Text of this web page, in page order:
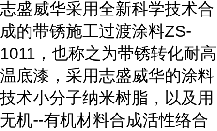
志盛威华采用全新科学技术合
成的带锈施工过渡涂料ZS-
1011，也称之为带锈转化耐高
温底漆，采用志盛威华的涂料
技术小分子纳米树脂，以及用
无机--有机材料合成活性络合